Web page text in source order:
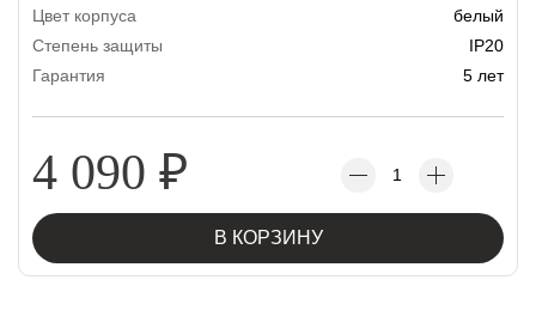
Цвет корпуса
белый
Степень защиты
IP20
Гарантия
5 лет
4 090 ₽
В КОРЗИНУ